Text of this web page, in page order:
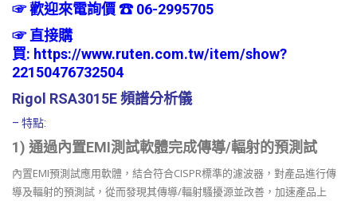
☞ 歡迎來電詢價 ☎ 06-2995705
☞ 直接購
買: https://www.ruten.com.tw/item/show?
22150476732504
Rigol RSA3015E 頻譜分析儀
– 特點:
1) 通過內置EMI測試軟體完成傳導/輻射的預測試
內置EMI預測試應用軟體，結合符合CISPR標準的濾波器，對產品進行傳
導及輻射的預測試，從而發現其傳導/輻射騷擾源並改善，加速產品上